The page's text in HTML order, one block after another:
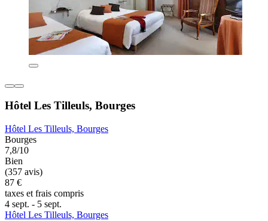
Hôtel Les Tilleuls, Bourges
Hôtel Les Tilleuls, Bourges
Bourges
7,8/10
Bien
(357 avis)
87 €
taxes et frais compris
4 sept. - 5 sept.
Hôtel Les Tilleuls, Bourges